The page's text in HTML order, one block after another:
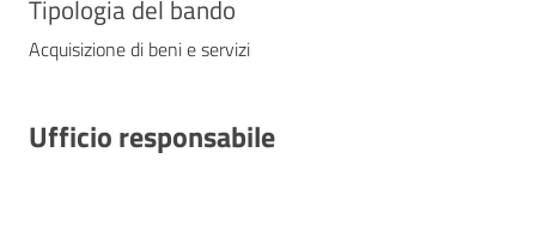
Tipologia del bando
Acquisizione di beni e servizi
Ufficio responsabile